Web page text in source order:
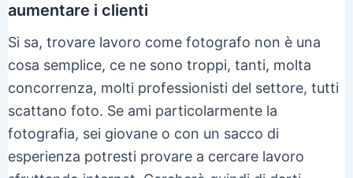
aumentare i clienti
Si sa, trovare lavoro come fotografo non è una
cosa semplice, ce ne sono troppi, tanti, molta
concorrenza, molti professionisti del settore, tutti
scattano foto. Se ami particolarmente la
fotografia, sei giovane o con un sacco di
esperienza potresti provare a cercare lavoro